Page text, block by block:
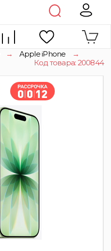
→ Apple iPhone
→
Код товара: 200844